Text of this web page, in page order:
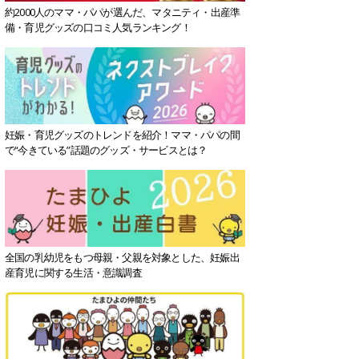
約2000人のママ・パパが選んだ、マタニティ・出産準
備・育児グッズの口コミ人気ランキング！
妊娠・育児グッズのトレンドを紹介！ママ・パパの間
で“今きている”話題のグッズ・サービスとは？
全国の乳幼児をもつ母親・父親を対象とした、妊娠出
産育児に関する生活・意識調査